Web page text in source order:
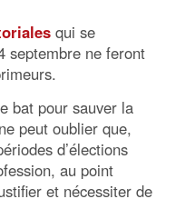
qui se
septembre ne feront
bat pour sauver la
peut oublier que,
d’élections
au point
et nécessiter de